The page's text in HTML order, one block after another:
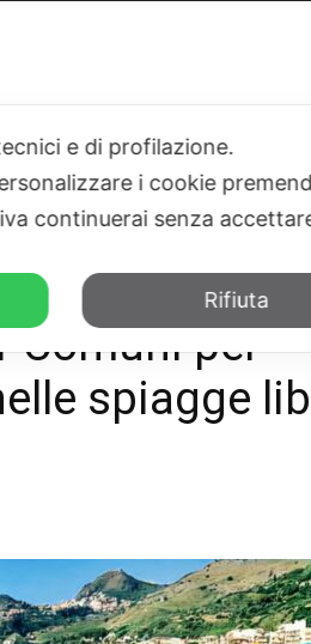
PARLAMENTO SICILIA SALUTE
Comuni per
spiagge
e di profilazione.
i cookie
continuerai senza
Rifiuta